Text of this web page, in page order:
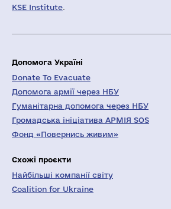
KSE Institute.
Допомога Україні
Donate To Evacuate
Допомога армії через НБУ
Гуманітарна допомога через НБУ
Громадська ініціатива АРМІЯ SOS
Фонд «Повернись живим»
Схожі проєкти
Найбільші компанії світу
Coalition for Ukraine